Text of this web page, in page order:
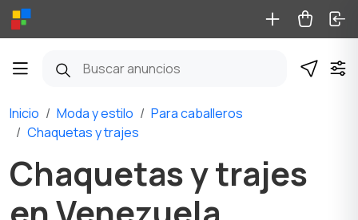
Inicio Moda y estilo
Para caballeros
Chaquetas y trajes
Chaquetas y trajes